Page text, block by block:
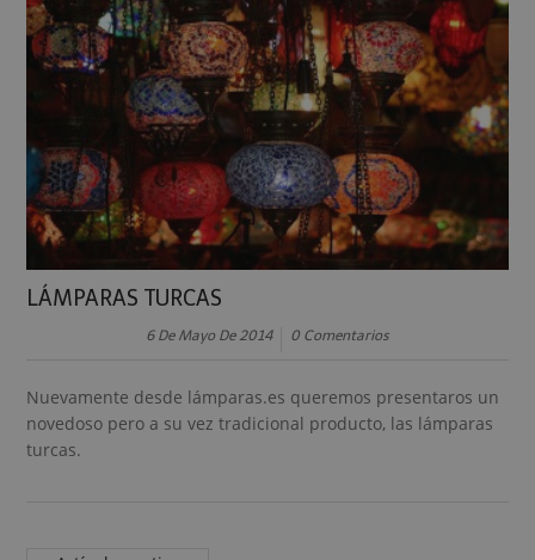
LÁMPARAS TURCAS
6 De Mayo De 2014 0 Comentarios
Nuevamente desde lámparas.es queremos presentaros un
novedoso pero a su vez tradicional producto, las lámparas
turcas.